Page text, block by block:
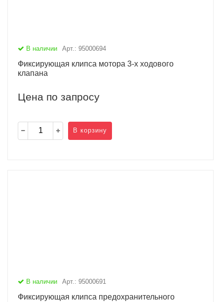
В наличии Арт.: 95000694
Фиксирующая клипса мотора 3-х ходового
клапана
Цена по запросу
В корзину
В наличии Арт.: 95000691
Фиксирующая клипса предохранительного